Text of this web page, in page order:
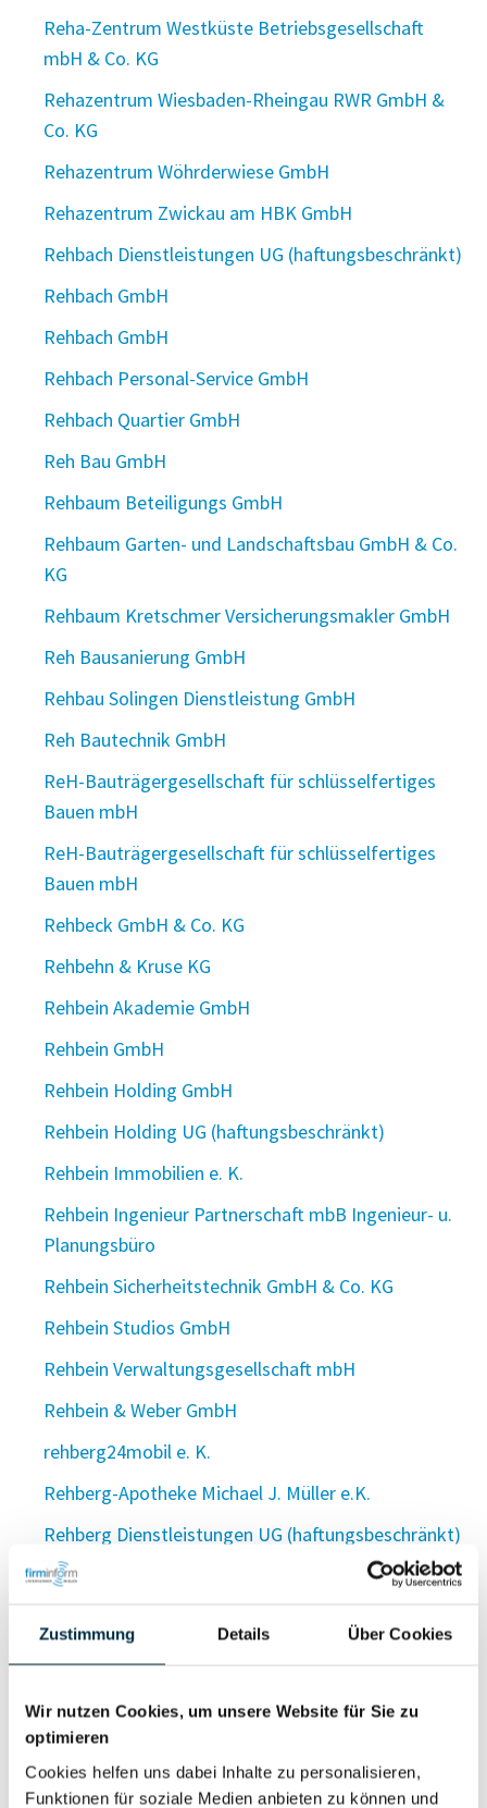
Zustimmung Details Über Cookies
Wir nutzen Cookies, um unsere Website für Sie zu
optimieren
Cookies helfen uns dabei Inhalte zu personalisieren,
Funktionen für soziale Medien anbieten zu können und
Reha-Zentrum Westküste Betriebsgesellschaft
mbH & Co. KG
Rehazentrum Wiesbaden-Rheingau RWR GmbH &
Co. KG
Rehazentrum Wöhrderwiese GmbH
Rehazentrum Zwickau am HBK GmbH
Rehbach Dienstleistungen UG (haftungsbeschränkt)
Rehbach GmbH
Rehbach GmbH
Rehbach Personal-Service GmbH
Rehbach Quartier GmbH
Reh Bau GmbH
Rehbaum Beteiligungs GmbH
Rehbaum Garten- und Landschaftsbau GmbH & Co.
KG
Rehbaum Kretschmer Versicherungsmakler GmbH
Reh Bausanierung GmbH
Rehbau Solingen Dienstleistung GmbH
Reh Bautechnik GmbH
ReH-Bauträgergesellschaft für schlüsselfertiges
Bauen mbH
ReH-Bauträgergesellschaft für schlüsselfertiges
Bauen mbH
Rehbeck GmbH & Co. KG
Rehbehn & Kruse KG
Rehbein Akademie GmbH
Rehbein GmbH
Rehbein Holding GmbH
Rehbein Holding UG (haftungsbeschränkt)
Rehbein Immobilien e. K.
Rehbein Ingenieur Partnerschaft mbB Ingenieur- u.
Planungsbüro
Rehbein Sicherheitstechnik GmbH & Co. KG
Rehbein Studios GmbH
Rehbein Verwaltungsgesellschaft mbH
Rehbein & Weber GmbH
rehberg24mobil e. K.
Rehberg-Apotheke Michael J. Müller e.K.
Rehberg Dienstleistungen UG (haftungsbeschränkt)
Rehberger Agriphotovoltaik GmbH
Rehberger GmbH & Co. KG
Rehberger Hotel- und Gaststättenbetriebs GmbH
Rehberger Landmaschinenhandel und
Servicestation GmbH